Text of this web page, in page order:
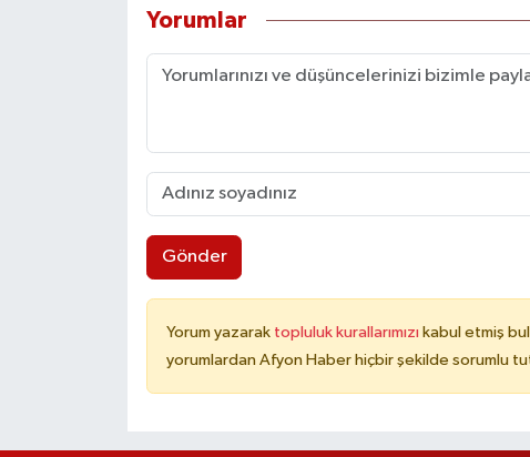
Yorumlar
Gönder
Yorum yazarak topluluk kurallarımızı kabul etmiş
yorumlardan Afyon Haber hiçbir şekilde sorumlu